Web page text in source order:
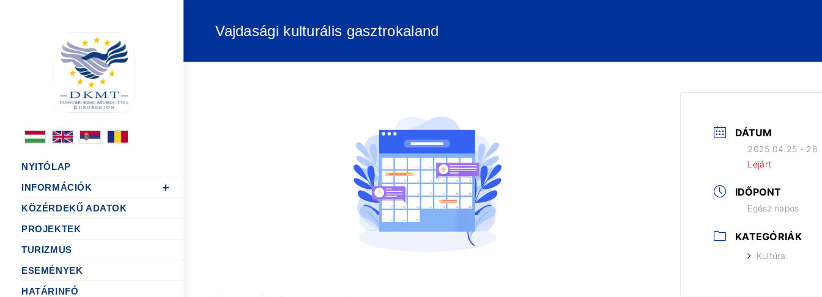
NYITÓLAP
INFORMÁCIÓK
KÖZÉRDEKŰ ADATOK
PROJEKTEK
TURIZMUS
ESEMÉNYEK
HATÁRINFÓ
Vajdasági kulturális gasztrokaland
DÁTUM
2025.04.25 - 28
Lejárt
IDŐPONT
Egész napos
KATEGÓRIÁK
Kultúra